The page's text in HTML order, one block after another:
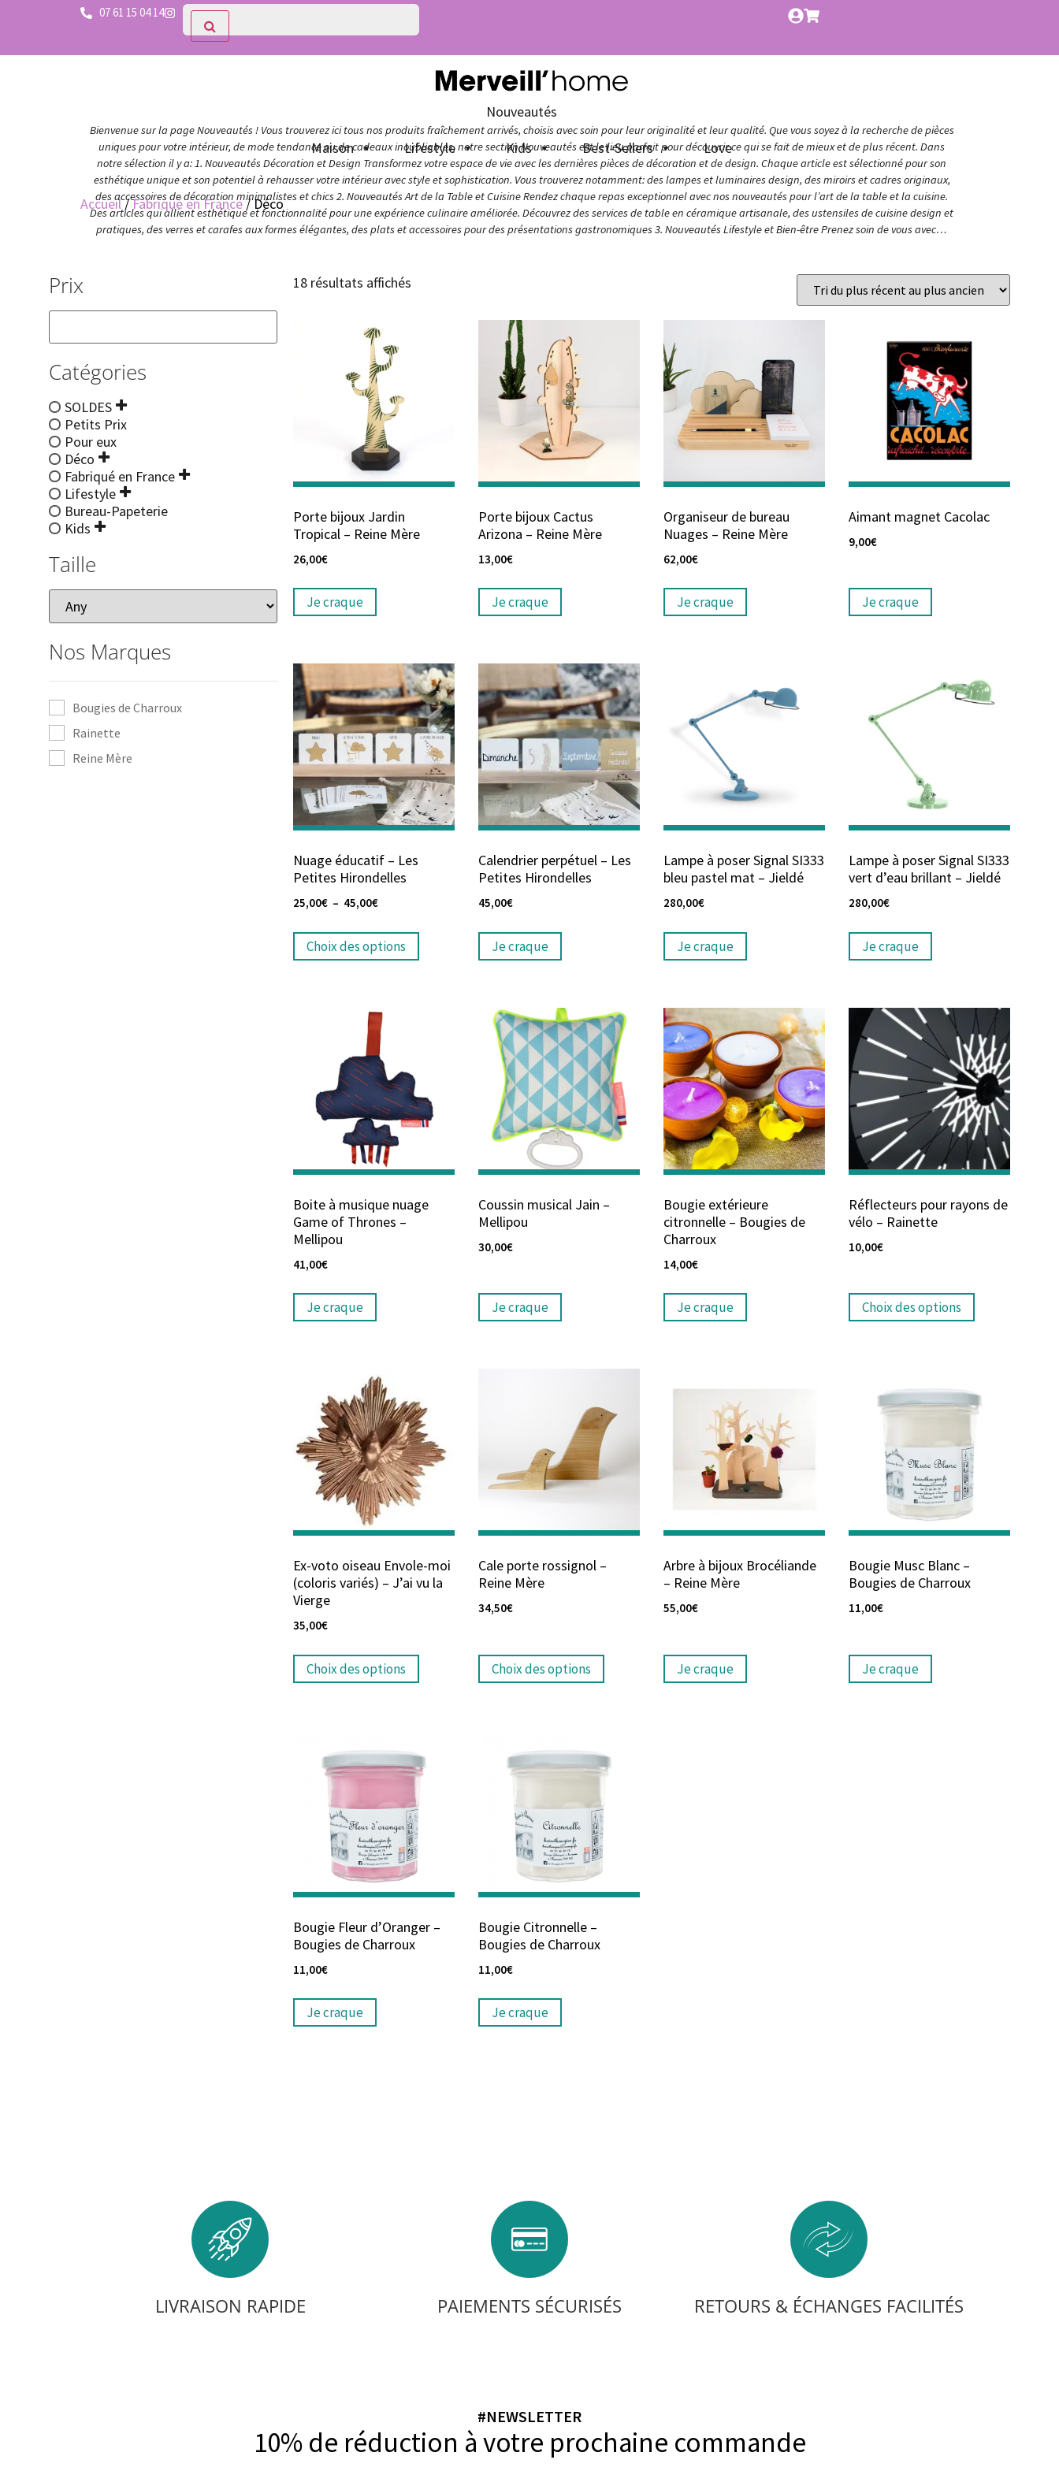
07 61 15 04 14
Nouveautés
Bienvenue sur la page Nouveautés ! Vous trouverez ici tous nos produits fraîchement arrivés, choisis avec soin pour leur originalité et leur qualité. Que vous soyez à la recherche de pièces
uniques pour votre intérieur, de mode tendance ou de cadeaux inoubliables, notre section Nouveautés est le lieu parfait pour découvrir ce qui se fait de mieux et de plus récent. Dans
notre sélection il y a: 1. Nouveautés Décoration et Design Transformez votre espace de vie avec les dernières pièces de décoration et de design. Chaque article est sélectionné pour son
esthétique unique et son potentiel à rehausser votre intérieur avec style et sophistication. Vous trouverez notamment: des lampes et luminaires design, des miroirs et cadres originaux,
des accessoires de décoration minimalistes et chics 2. Nouveautés Art de la Table et Cuisine Rendez chaque repas exceptionnel avec nos nouveautés pour l’art de la table et la cuisine.
Des articles qui allient esthétique et fonctionnalité pour une expérience culinaire améliorée. Découvrez des services de table en céramique artisanale, des ustensiles de cuisine design et
pratiques, des verres et carafes aux formes élégantes, des plats et accessoires pour des présentations gastronomiques 3. Nouveautés Lifestyle et Bien-être Prenez soin de vous avec…
Maison Lifestyle Kids Best-Sellers Love
Accueil/Fabriqué en France/ Déco
Prix
Catégories
SOLDES
Petits Prix
Pour eux
Déco
Fabriqué en France
Lifestyle
Bureau-Papeterie
Kids
Taille
Nos Marques
Bougies de Charroux
Rainette
Reine Mère
18 résultats affichés
Porte bijoux Jardin
Tropical – Reine Mère
26,00€
Je craque
Porte bijoux Cactus
Arizona – Reine Mère
13,00€
Je craque
Organiseur de bureau
Nuages – Reine Mère
62,00€
Je craque
Aimant magnet Cacolac
9,00€
Je craque
Nuage éducatif – Les
Petites Hirondelles
25,00€ – 45,00€
Choix des options
Calendrier perpétuel – Les
Petites Hirondelles
45,00€
Je craque
Lampe à poser Signal SI333
bleu pastel mat – Jieldé
280,00€
Je craque
Lampe à poser Signal SI333
vert d’eau brillant – Jieldé
280,00€
Je craque
Boite à musique nuage
Game of Thrones –
Mellipou
41,00€
Je craque
Coussin musical Jain –
Mellipou
30,00€
Je craque
Bougie extérieure
citronnelle – Bougies de
Charroux
14,00€
Je craque
Réflecteurs pour rayons de
vélo – Rainette
10,00€
Choix des options
Ex-voto oiseau Envole-moi
(coloris variés) – J’ai vu la
Vierge
35,00€
Choix des options
Cale porte rossignol –
Reine Mère
34,50€
Choix des options
Arbre à bijoux Brocéliande
– Reine Mère
55,00€
Je craque
Bougie Musc Blanc –
Bougies de Charroux
11,00€
Je craque
Bougie Fleur d’Oranger –
Bougies de Charroux
11,00€
Je craque
Bougie Citronnelle –
Bougies de Charroux
11,00€
Je craque
LIVRAISON RAPIDE PAIEMENTS SÉCURISÉS RETOURS & ÉCHANGES FACILITÉS
#NEWSLETTER
10% de réduction à votre prochaine commande